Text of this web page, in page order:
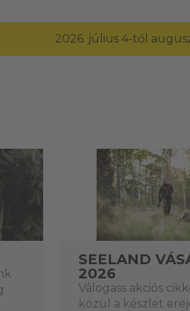
2026. július 4-től
SEELAND
2026
Válogass akciós
közül a készlet